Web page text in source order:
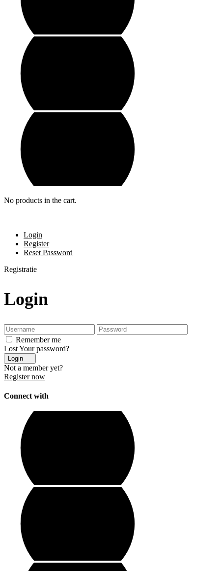
No products in the cart.
Login
Register
Reset Password
Registratie
Login
Remember me
Lost Your password?
Login
Not a member yet?
Register now
Connect with